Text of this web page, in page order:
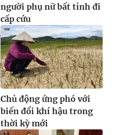
người phụ nữ bất tỉnh đi
cấp cứu
Chủ động ứng phó với
biến đổi khí hậu trong
thời kỳ mới